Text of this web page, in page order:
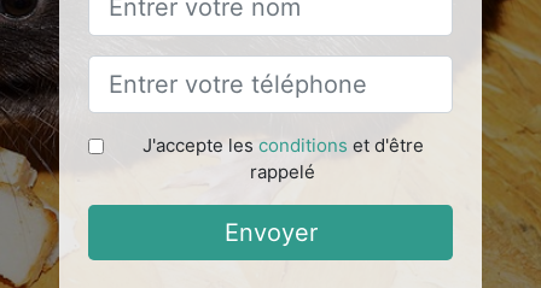
J'accepte les conditions et d'être
rappelé
Envoyer